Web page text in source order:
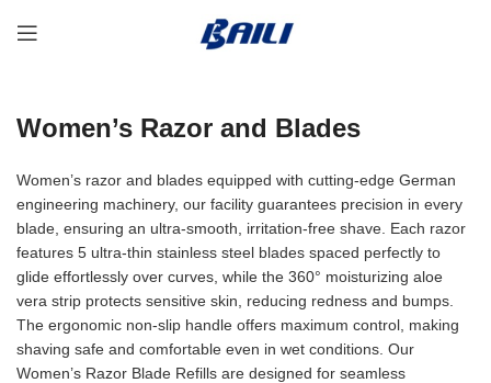
Women’s Razor and Blades
Women’s razor and blades equipped with cutting-edge German
engineering machinery, our facility guarantees precision in every
blade, ensuring an ultra-smooth, irritation-free shave. Each razor
features 5 ultra-thin stainless steel blades spaced perfectly to
glide effortlessly over curves, while the 360° moisturizing aloe
vera strip protects sensitive skin, reducing redness and bumps.
The ergonomic non-slip handle offers maximum control, making
shaving safe and comfortable even in wet conditions. Our
Women’s Razor Blade Refills are designed for seamless